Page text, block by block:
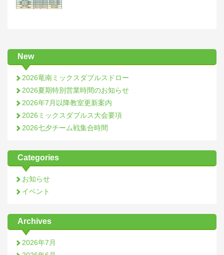
New
2026竜南ミックスダブルスドロー
2026夏期特別営業時間のお知らせ
2026年7月以降教室更新案内
2026ミックスダブルス大会要項
2026七夕チーム戦集合時間
Categories
お知らせ
イベント
Archives
2026年7月